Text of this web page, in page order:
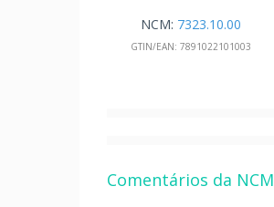
NCM: 7323.10.00
GTIN/EAN: 7891022101003
Comentários da NCM